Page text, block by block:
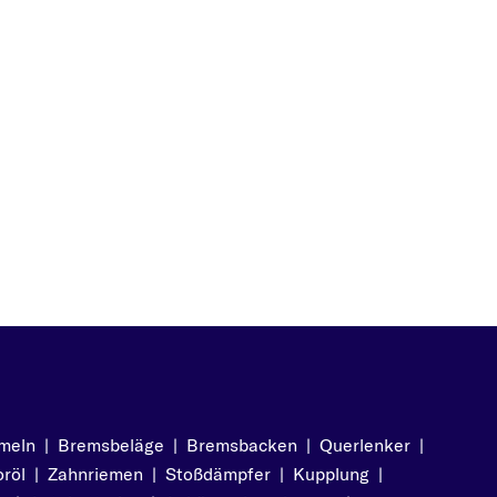
| Bremsbeläge | Bremsbacken | Querlenker |
| Zahnriemen | Stoßdämpfer | Kupplung |